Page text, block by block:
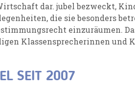
dar. jubel bezweckt,
die sie besonders
einzuräumen.
Klassensprecherinnen und
SEIT 2007